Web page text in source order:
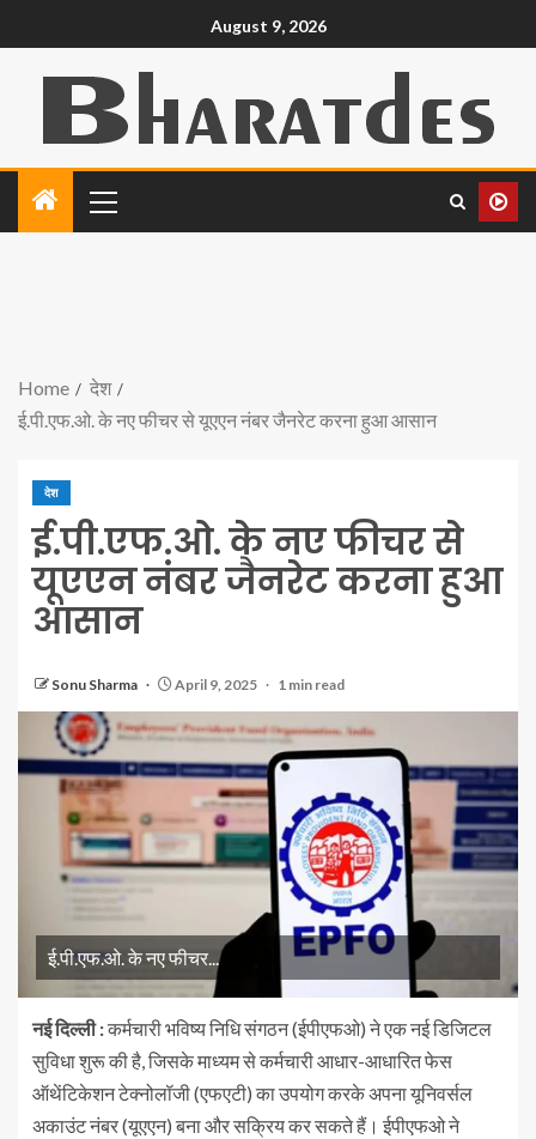
August 9, 2026
Home
देश
ई.पी.एफ.ओ. के नए फीचर से यूएएन नंबर जैनरेट करना हुआ आसान
देश
ई.पी.एफ.ओ. के नए फीचर से
यूएएन नंबर जैनरेट करना हुआ
आसान
Sonu Sharma April 9, 2025 1 min read
ई.पी.एफ.ओ. के नए फीचर...
नई दिल्ली :कर्मचारी भविष्य निधि संगठन (ईपीएफओ) ने एक नई डिजिटल
सुविधा शुरू की है, जिसके माध्यम से कर्मचारी आधार-आधारित फेस
ऑथेंटिकेशन टेक्नोलॉजी (एफएटी) का उपयोग करके अपना यूनिवर्सल
अकाउंट नंबर (यूएएन) बना और सक्रिय कर सकते हैं। ईपीएफओ ने